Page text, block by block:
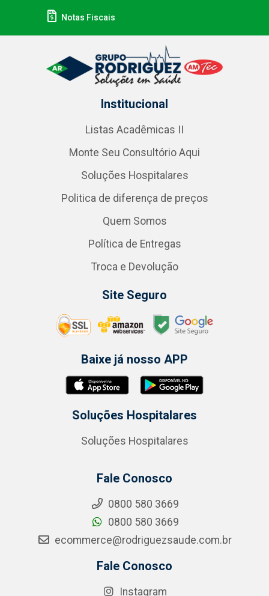
Notas Fiscais
Institucional
Listas Acadêmicas II
Monte Seu Consultório Aqui
Soluções Hospitalares
Politica de diferença de preços
Quem Somos
Política de Entregas
Troca e Devolução
Site Seguro
Baixe já nosso APP
Soluções Hospitalares
Soluções Hospitalares
Fale Conosco
0800 580 3669
0800 580 3669
ecommerce@rodriguezsaude.com.br
Fale Conosco
Instagram